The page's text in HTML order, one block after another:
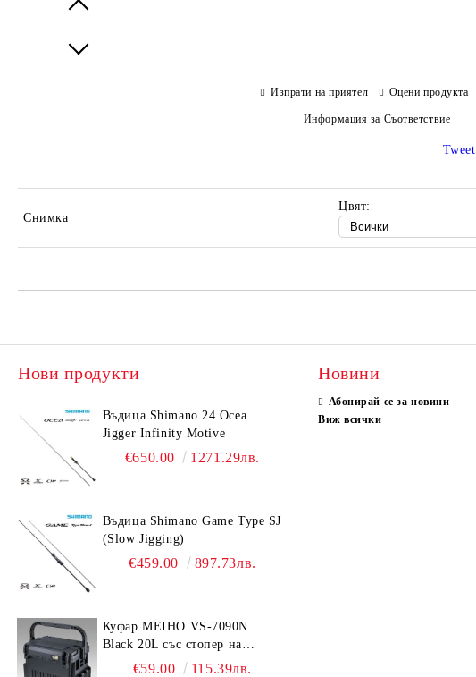
Изпрати на приятел Оцени продукта
Информация за Съответствие
Tweet
Снимка
Цвят:
Нови продукти
Въдица Shimano 24 Ocea
Jigger Infinity Motive
€650.00 1271.29лв.
Въдица Shimano Game Type SJ
(Slow Jigging)
€459.00 897.73лв.
Куфар MEIHO VS-7090N
Black 20L със стопер на
дръжката€59.00 115.39лв.
Новини
Абонирай се за новини
Виж всички